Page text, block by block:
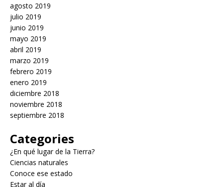
agosto 2019
julio 2019
junio 2019
mayo 2019
abril 2019
marzo 2019
febrero 2019
enero 2019
diciembre 2018
noviembre 2018
septiembre 2018
Categories
¿En qué lugar de la Tierra?
Ciencias naturales
Conoce ese estado
Estar al día